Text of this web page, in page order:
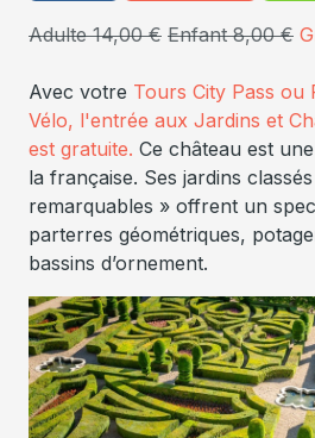
Adulte 14,00 € Enfant 8,00 €
Avec votre Tours City Pass ou
Vélo, l'entrée aux Jardins et
est gratuite. Ce château est
la française. Ses jardins
remarquables » offrent un
parterres géométriques,
bassins d’ornement.